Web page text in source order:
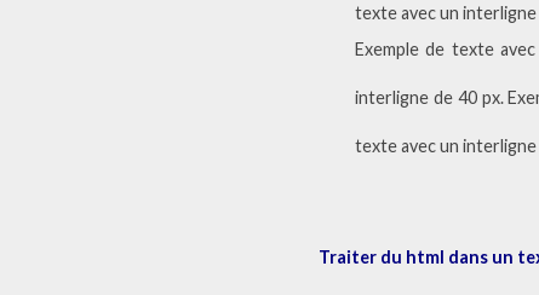
texte avec un interligne
Exemple de texte
interligne de 40 px.
texte avec un interligne
Traiter du html dans un